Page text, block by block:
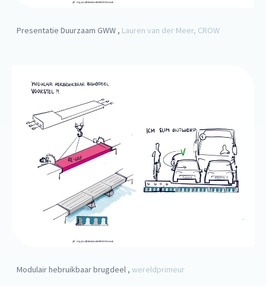
Presentatie Duurzaam GWW , Lauren van der Meer, CROW
Modulair hebruikbaar brugdeel , wereldprimeur